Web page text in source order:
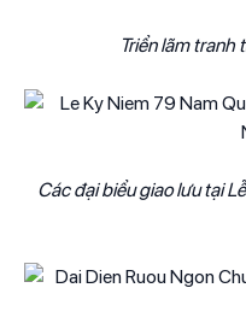
Triển lãm tranh
Các đại biểu giao lưu tại